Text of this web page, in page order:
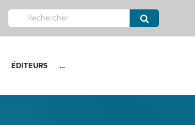
ÉDITEURS ...